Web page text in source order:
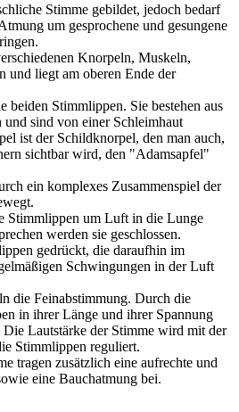
Stimme gebildet, jedoch bedarf
um gesprochene und gesungene
Knorpeln, Muskeln,
und liegt am oberen Ende der
beiden Stimmlippen. Sie bestehen aus
sind von einer Schleimhaut
ist der Schildknorpel, den man auch,
sichtbar wird, den "Adamsapfel"
ein komplexes Zusammenspiel der
Stimmlippen um Luft in die Lunge
werden sie geschlossen.
gedrückt, die daraufhin im
Schwingungen in der Luft
die Feinabstimmung. Durch die
in ihrer Länge und ihrer Spannung
Lautstärke der Stimme wird mit der
Stimmlippen reguliert.
tragen zusätzlich eine aufrechte und
eine Bauchatmung bei.